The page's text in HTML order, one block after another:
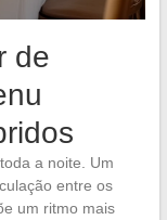
de
a noite. Um
entre os
um ritmo mais